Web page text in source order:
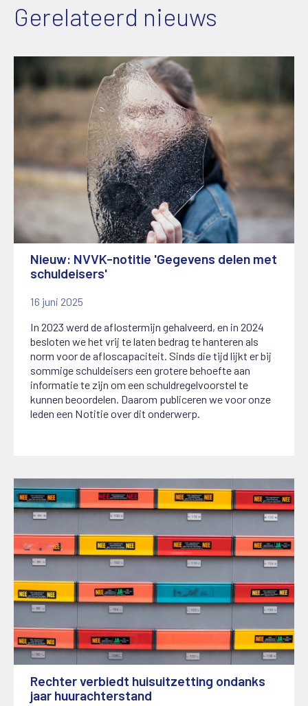
Gerelateerd nieuws
Nieuw: NVVK-notitie 'Gegevens delen met
schuldeisers'
16 juni 2025
In 2023 werd de aflostermijn gehalveerd, en in 2024
besloten we het vrij te laten bedrag te hanteren als
norm voor de afloscapaciteit. Sinds die tijd lijkt er bij
sommige schuldeisers een grotere behoefte aan
informatie te zijn om een schuldregelvoorstel te
kunnen beoordelen. Daarom publiceren we voor onze
leden een Notitie over dit onderwerp.
Rechter verbiedt huisuitzetting ondanks
jaar huurachterstand